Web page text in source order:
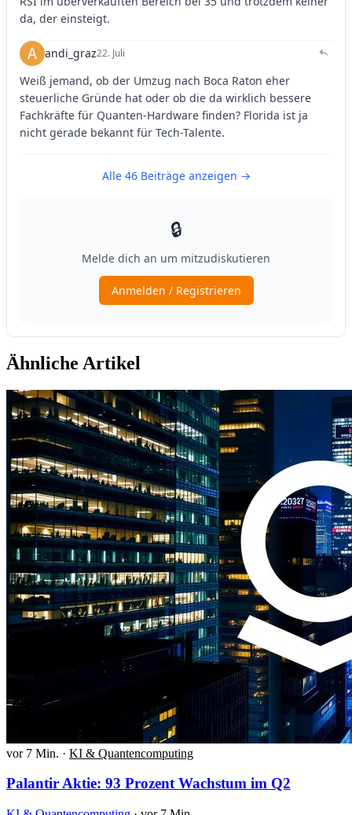
Ähnliche Artikel
vor 7 Min. · KI & Quantencomputing
Palantir Aktie: 93 Prozent Wachstum im Q2